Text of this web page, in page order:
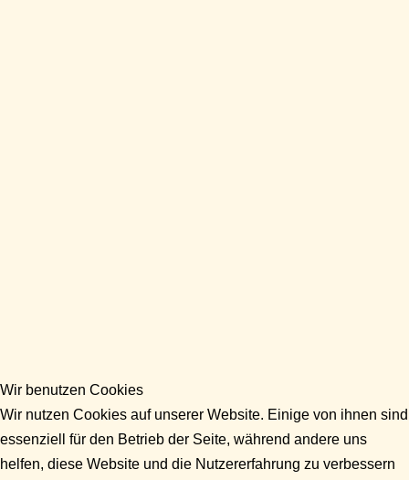
Wir benutzen Cookies
Wir nutzen Cookies auf unserer Website. Einige von ihnen sind
essenziell für den Betrieb der Seite, während andere uns
helfen, diese Website und die Nutzererfahrung zu verbessern